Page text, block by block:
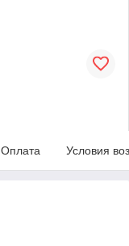
Оплата Условия